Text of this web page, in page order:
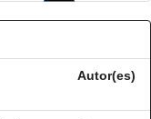
Autor(es)